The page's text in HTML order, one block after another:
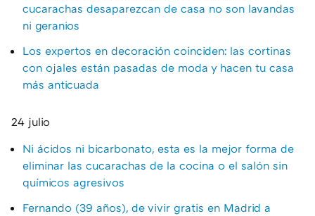
cucarachas desaparezcan de casa no son lavandas
ni geranios
Los expertos en decoración coinciden: las cortinas
con ojales están pasadas de moda y hacen tu casa
más anticuada
24 julio
Ni ácidos ni bicarbonato, esta es la mejor forma de
eliminar las cucarachas de la cocina o el salón sin
químicos agresivos
Fernando (39 años), de vivir gratis en Madrid a